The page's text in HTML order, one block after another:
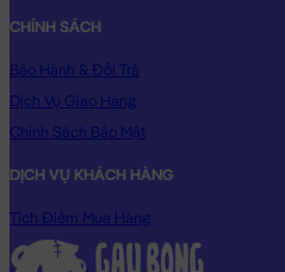
Gấu Bông Chim Cánh
CHÍNH SÁCH
Bảo Hành & Đổi Trả
Dịch Vụ Giao Hàng
Chính Sách Bảo Mật
DỊCH VỤ KHÁCH HÀNG
Tích Điểm Mua Hàng